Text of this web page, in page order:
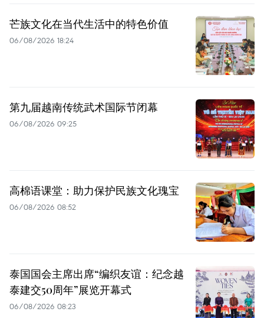
芒族文化在当代生活中的特色价值
06/08/2026 18:24
第九届越南传统武术国际节闭幕
06/08/2026 09:25
高棉语课堂：助力保护民族文化瑰宝
06/08/2026 08:52
泰国国会主席出席“编织友谊：纪念越
泰建交50周年”展览开幕式
06/08/2026 08:23